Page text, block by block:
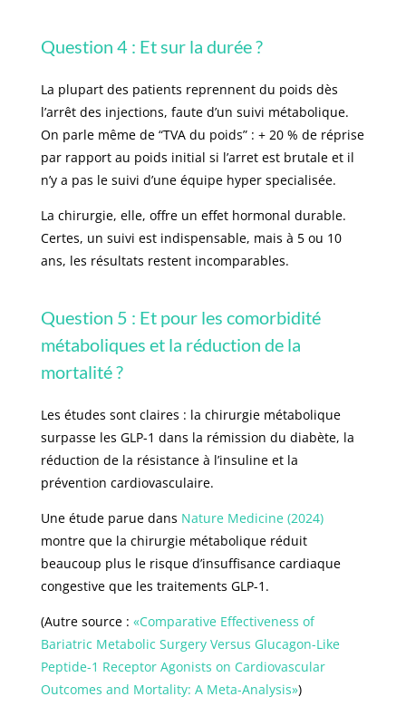
Question 4 : Et sur la durée ?
La plupart des patients reprennent du poids dès
l’arrêt des injections, faute d’un suivi métabolique.
On parle même de “TVA du poids” : + 20 % de réprise
par rapport au poids initial si l’arret est brutale et il
n’y a pas le suivi d’une équipe hyper specialisée.
La chirurgie, elle, offre un effet hormonal durable.
Certes, un suivi est indispensable, mais à 5 ou 10
ans, les résultats restent incomparables.
Question 5 : Et pour les comorbidité
métaboliques et la réduction de la
mortalité ?
Les études sont claires : la chirurgie métabolique
surpasse les GLP-1 dans la rémission du diabète, la
réduction de la résistance à l’insuline et la
prévention cardiovasculaire.
Une étude parue dans Nature Medicine (2024)
montre que la chirurgie métabolique réduit
beaucoup plus le risque d’insuffisance cardiaque
congestive que les traitements GLP-1.
(Autre source : «Comparative Effectiveness of
Bariatric Metabolic Surgery Versus Glucagon-Like
Peptide-1 Receptor Agonists on Cardiovascular
Outcomes and Mortality: A Meta-Analysis»)